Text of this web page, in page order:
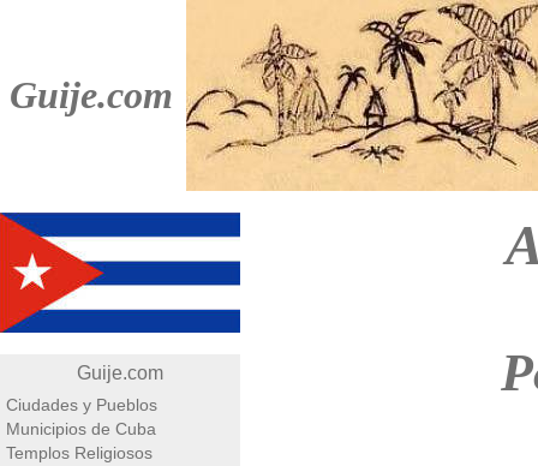
Guije.com
Guije.com
Ciudades y Pueblos
Municipios de Cuba
Templos Religiosos